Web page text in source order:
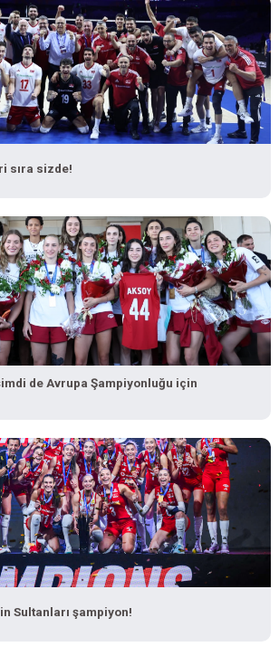
sıra sizde!
de Avrupa Şampiyonluğu için
Sultanları şampiyon!